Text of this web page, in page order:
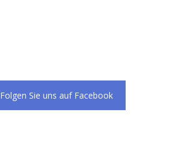
Folgen Sie uns auf Facebook